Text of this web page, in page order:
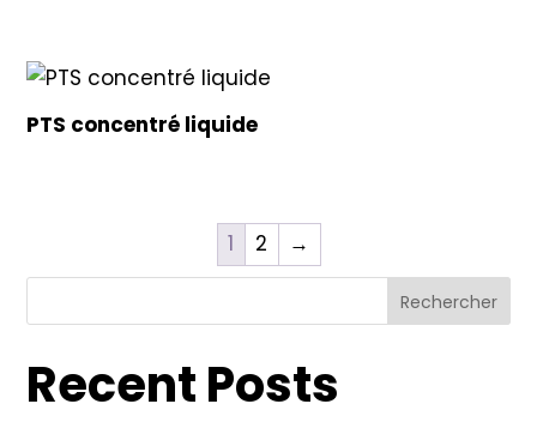
PTS concentré liquide
1 2 →
Rechercher
Recent Posts